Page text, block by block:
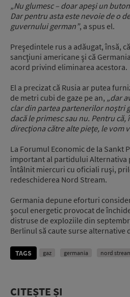
„Nu glumesc – doar apeşi un
Dar pentru asta este nevoie de o
guvernului german”, a spus el.
Preşedintele rus a adăugat, însă,
sancţiuni americane şi că
acord privind eliminarea acestora.
El a precizat că Rusia ar putea
de metri cubi de gaze pe an, „dar
clar din partea partenerilor noştri
dacă le primesc sau nu. Pentru că,
direcţiona către alte pieţe, le vom
La Forumul Economic de la Sankt
important al partidului Alternativa
întâlnit miercuri cu oficiali ruşi,
redeschiderea Nord Stream.
Germania depune eforturi
şocul energetic provocat de
distruse de exploziile din
Berlinul să caute surse alternative
TAGS gaz germania nord
CITEȘTE ȘI